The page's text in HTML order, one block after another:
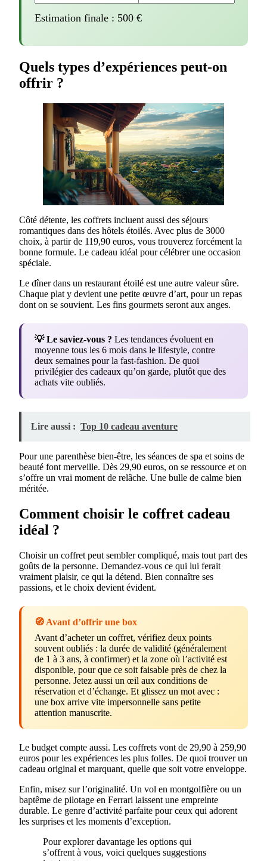
Estimation finale : 500 €
Quels types d’expériences peut-on
offrir ?
Côté détente, les coffrets incluent aussi des séjours
romantiques dans des hôtels étoilés. Avec plus de 3000
choix, à partir de 119,90 euros, vous trouverez forcément la
bonne formule. Le cadeau idéal pour célébrer une occasion
spéciale.
Le dîner dans un restaurant étoilé est une autre valeur sûre.
Chaque plat y devient une petite œuvre d’art, pour un repas
dont on se souvient. Les fins gourmets seront aux anges.
💡 Le saviez-vous ? Les tendances évoluent en
moyenne tous les 6 mois dans le lifestyle, contre
deux semaines pour la fast-fashion. De quoi
privilégier des cadeaux qu’on garde, plutôt que des
achats vite oubliés.
Lire aussi : Top 10 cadeau aventure
Pour une parenthèse bien-être, les séances de spa et soins de
beauté font merveille. Dès 29,90 euros, on se ressource et on
s’offre un vrai moment de relâche. Une bulle de calme bien
méritée.
Comment choisir le coffret cadeau
idéal ?
Choisir un coffret peut sembler compliqué, mais tout part des
goûts de la personne. Demandez-vous ce qui lui ferait
vraiment plaisir, ce qui la détend. Bien connaître ses
passions, et le choix devient évident.
🧭 Avant d’offrir une box
Avant d’acheter un coffret, vérifiez deux points
souvent oubliés : la durée de validité (généralement
de 1 à 3 ans, à confirmer) et la zone où l’activité est
disponible, pour que ce soit faisable près de chez la
personne. Jetez aussi un œil aux conditions de
réservation et d’échange. Et glissez un mot avec :
une box arrive vite impersonnelle sans petite
attention manuscrite.
Le budget compte aussi. Les coffrets vont de 29,90 à 259,90
euros pour les expériences les plus folles. De quoi trouver un
cadeau original et marquant, quelle que soit votre enveloppe.
Enfin, misez sur l’originalité. Un vol en montgolfière ou un
baptême de pilotage en Ferrari laissent une empreinte
durable. Le genre d’activité parfaite pour ceux qui adorent
les surprises et les moments d’exception.
Pour explorer davantage les options qui
s’offrent à vous, voici quelques suggestions